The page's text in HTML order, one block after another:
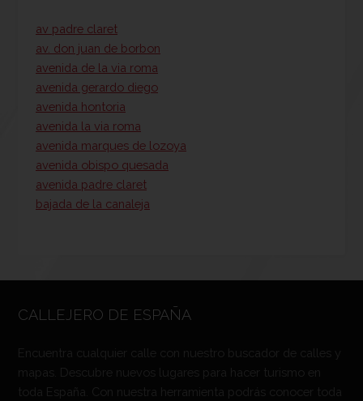
av padre claret
av. don juan de borbon
avenida de la via roma
avenida gerardo diego
avenida hontoria
avenida la via roma
avenida marques de lozoya
avenida obispo quesada
avenida padre claret
bajada de la canaleja
CALLEJERO DE ESPAÑA
Encuentra cualquier calle con nuestro buscador de calles y
mapas. Descubre nuevos lugares para hacer turismo en
toda España. Con nuestra herramienta podrás conocer toda